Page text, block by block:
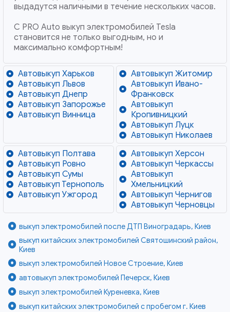
выдадутся наличными в течение нескольких часов.
С PRO Auto выкуп электромобилей Tesla
становится не только выгодным, но и
максимально комфортным!
Автовыкуп Харьков
Автовыкуп Львов
Автовыкуп Днепр
Автовыкуп Запорожье
Автовыкуп Винница
Автовыкуп Житомир
Автовыкуп Ивано-
Франковск
Автовыкуп
Кропивницкий
Автовыкуп Луцк
Автовыкуп Николаев
Автовыкуп Полтава
Автовыкуп Ровно
Автовыкуп Сумы
Автовыкуп Тернополь
Автовыкуп Ужгород
Автовыкуп Херсон
Автовыкуп Черкассы
Автовыкуп
Хмельницкий
Автовыкуп Чернигов
Автовыкуп Черновцы
выкуп электромобилей после ДТП Виноградарь, Киев
выкуп китайских электромобилей Святошинский район,
Киев
выкуп электромобилей Новое Строение, Киев
автовыкуп электромобилей Печерск, Киев
выкуп электромобилей Куреневка, Киев
выкуп китайских электромобилей с пробегом г. Киев